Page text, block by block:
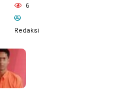
6
Redaksi